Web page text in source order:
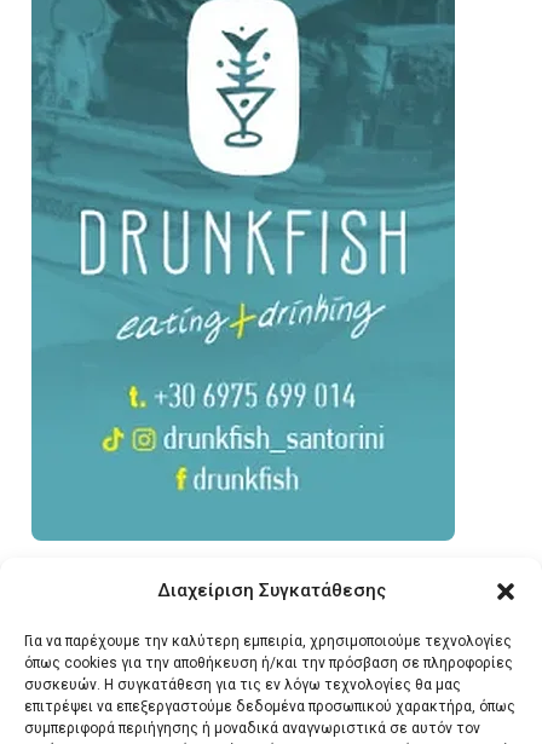
Διαχείριση Συγκατάθεσης
Για να παρέχουμε την καλύτερη εμπειρία, χρησιμοποιούμε τεχνολογίες
όπως cookies για την αποθήκευση ή/και την πρόσβαση σε πληροφορίες
συσκευών. Η συγκατάθεση για τις εν λόγω τεχνολογίες θα μας
επιτρέψει να επεξεργαστούμε δεδομένα προσωπικού χαρακτήρα, όπως
συμπεριφορά περιήγησης ή μοναδικά αναγνωριστικά σε αυτόν τον